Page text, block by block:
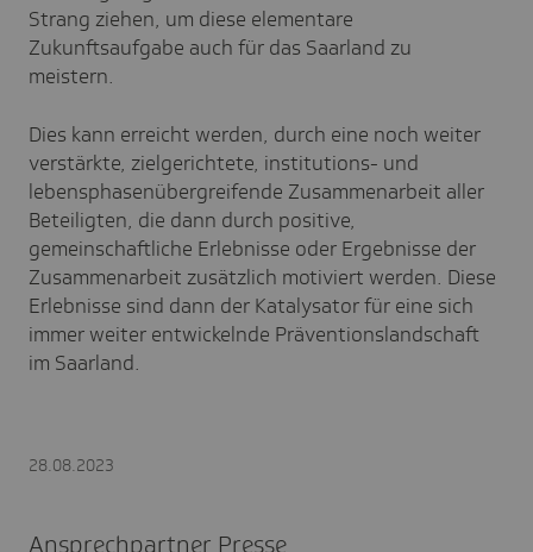
Strang ziehen, um diese elementare
Zukunftsaufgabe auch für das Saarland zu
meistern.
Dies kann erreicht werden, durch eine noch weiter
verstärkte, zielgerichtete, institutions- und
lebensphasenübergreifende Zusammenarbeit aller
Beteiligten, die dann durch positive,
gemeinschaftliche Erlebnisse oder Ergebnisse der
Zusammenarbeit zusätzlich motiviert werden. Diese
Erlebnisse sind dann der Katalysator für eine sich
immer weiter entwickelnde Präventionslandschaft
im Saarland.
28.08.2023
Ansprechpartner Presse